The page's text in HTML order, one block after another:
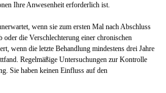
Ihre Anwesenheit erforderlich ist.
wenn sie zum ersten Mal nach Abschluss
die Verschlechterung einer chronischen
wenn die letzte Behandlung mindestens drei Jahre
Regelmäßige Untersuchungen zur Kontrolle
Sie haben keinen Einfluss auf den